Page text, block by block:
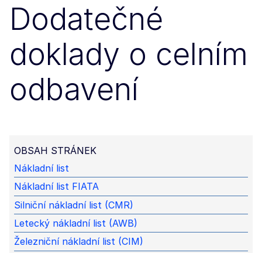
Dodatečné
doklady o celním
odbavení
OBSAH STRÁNEK
Nákladní list
Nákladní list FIATA
Silniční nákladní list (CMR)
Letecký nákladní list (AWB)
Železniční nákladní list (CIM)